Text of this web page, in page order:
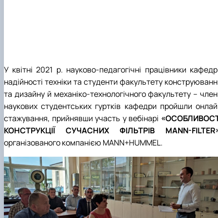
У квітні 2021 р. науково-педагогічні працівники
надійності техніки та студенти факультету
та дизайну й механіко-технологічного факультету –
наукових студентських гуртків кафедри пройшли
стажування, прийнявши участь у вебінарі
КОНСТРУКЦІЇ СУЧАСНИХ ФІЛЬТРІВ MANN-
організованого компанією MANN+HUMMEL.